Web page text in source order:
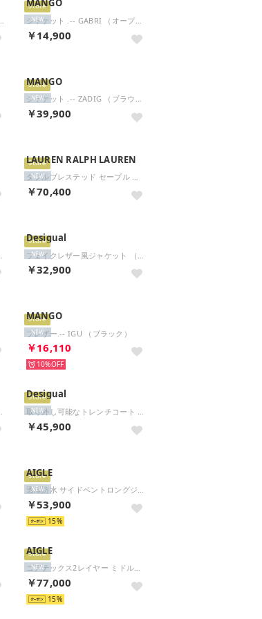
Store
MANGO
￥14,900
NEW
Store
MANGO
ジャケット .-- ZADIG （ブラウン）
￥39,900
NEW
Store
LAUREN RALPH LAUREN
ダブルブレステッド セーブル クレープ ジャケット （001ブラック）
￥70,400
NEW
Store
Desigual
￥32,900
NEW
Store
MANGO
ブレザー.-- IGU （ブラック）
￥16,110
NEW
10%
Store
Desigual
￥45,900
NEW
Store
AIGLE
透湿防水 サイドベントロングジャケット （ブラック）
￥53,900
NEW
15
Store
AIGLE
ゴアテックス2レイヤー ミドル丈トレンチコート （モスグリーン）
￥77,000
NEW
15